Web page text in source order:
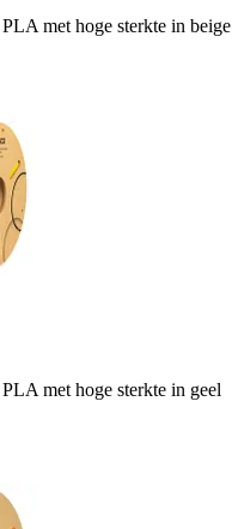
met hoge sterkte in beige
met hoge sterkte in geel